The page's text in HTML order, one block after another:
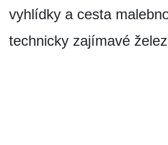
vyhlídky a cesta
technicky zajímavé